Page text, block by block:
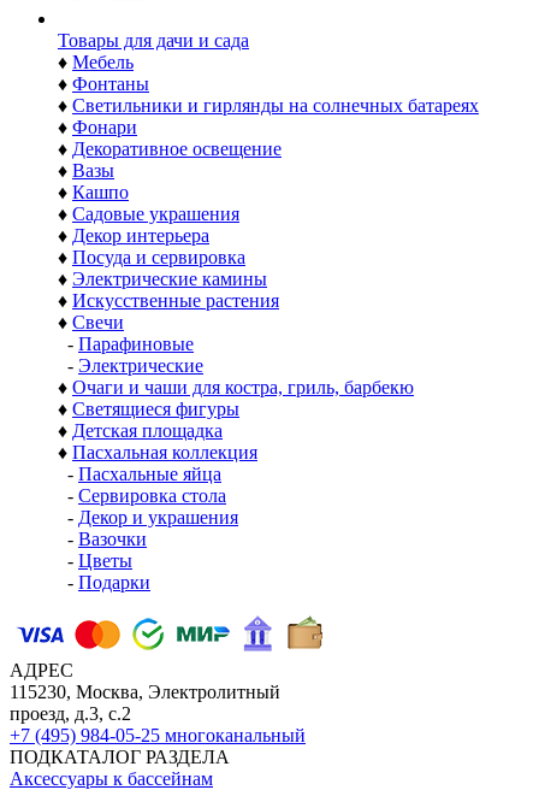
Товары для дачи и сада
♦ Мебель
♦ Фонтаны
♦ Светильники и гирлянды на солнечных батареях
♦ Фонари
♦ Декоративное освещение
♦ Вазы
♦ Кашпо
♦ Садовые украшения
♦ Декор интерьера
♦ Посуда и сервировка
♦ Электрические камины
♦ Искусственные растения
♦ Свечи
- Парафиновые
- Электрические
♦ Очаги и чаши для костра, гриль, барбекю
♦ Светящиеся фигуры
♦ Детская площадка
♦ Пасхальная коллекция
- Пасхальные яйца
- Сервировка стола
- Декор и украшения
- Вазочки
- Цветы
- Подарки
АДРЕС
115230, Москва, Электролитный
проезд, д.3, с.2
+7 (495) 984-05-25 многоканальный
ПОДКАТАЛОГ РАЗДЕЛА
Аксессуары к бассейнам